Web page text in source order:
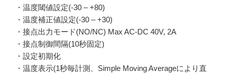
・温度閾値設定(-30 – +80)
・温度補正値設定(-30 – +30)
・接点出力モード(NO/NC) Max AC-DC 40V, 2A
・接点制御間隔(10秒固定)
・設定初期化
・温度表示(1秒毎計測、Simple Moving Averageにより直